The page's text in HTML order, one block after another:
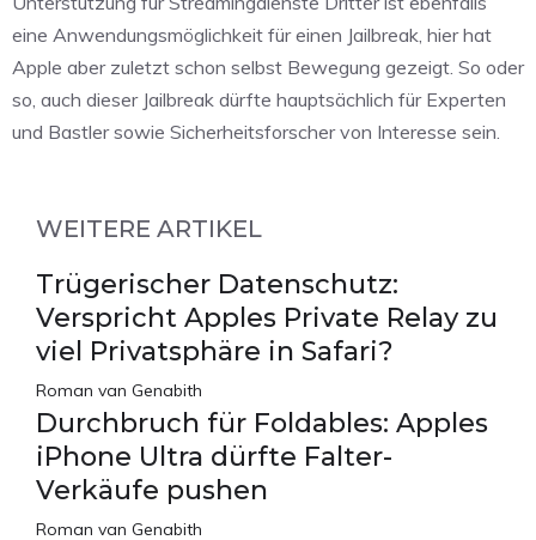
eine Anwendungsmöglichkeit für einen Jailbreak, hier hat
Apple aber zuletzt schon selbst Bewegung gezeigt. So oder
so, auch dieser Jailbreak dürfte hauptsächlich für Experten
und Bastler sowie Sicherheitsforscher von Interesse sein.
WEITERE ARTIKEL
Trügerischer Datenschutz:
Verspricht Apples Private Relay zu
viel Privatsphäre in Safari?
Roman van Genabith
Durchbruch für Foldables: Apples
iPhone Ultra dürfte Falter-
Verkäufe pushen
Roman van Genabith